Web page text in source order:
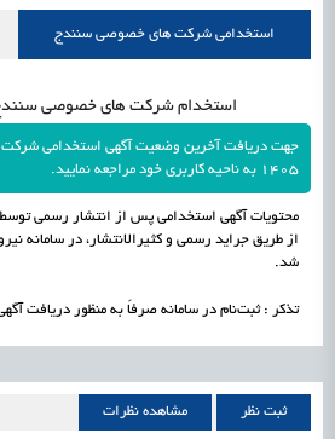
اشتغال و کارآفرینی راه‌اندازی «کارخانه نوآوری
استخدامی شرکت های خصوصی سنندج
استخدام شرکت های خصوصی سنندج
جهت دریافت آخرین وضعیت آگهی استخدامی
1405 به ناحیه کاربری خود مراجعه نمایید.
محتویات آگهی استخدامی پس از انتشار رسمی توسط
از طریق جراید رسمی و کثیرالانتشار، در سامانه
شد.
تذکر : ثبت‌نام در سامانه صرفاً به منظور دریافت
ثبت نظر مشاهده نظرات